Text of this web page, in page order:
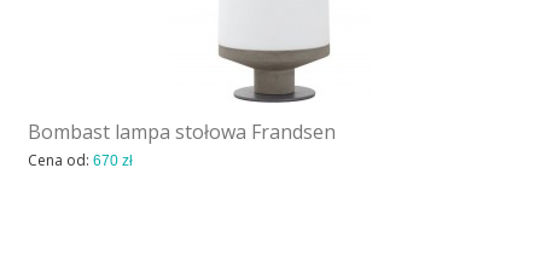
Bombast lampa stołowa Frandsen
Cena od:670 zł